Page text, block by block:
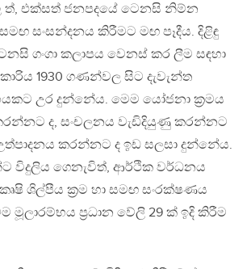
ත්, එක්සත් ජනපදයේ ටෙනසි නිම්න
සංසන්දනය කිරීමට මඟ පෑදීය. දිළිඳු
ගංගා කලාපය වෙනස් කර ලීම සඳහා
1930 ගණන්වල සිට දැවැන්ත
උර දුන්නේය. මෙම යෝජනා ක්‍රමය
ද, සංචලනය වැඩිදියුණු කරන්නට
කරන්නට ද ඉඩ සලසා දුන්නේය.
විදුලිය ගෙනැවිත්, ආර්ථික වර්ධනය
ශිල්පීය ක්‍රම හා සමඟ සංරක්ෂණය
මූලාරම්භය ප්‍රධාන වේලි 29 ක් ඉදි කිරීම